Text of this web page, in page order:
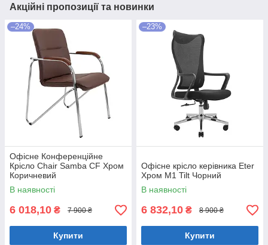
Акційні пропозиції та новинки
–24%
Офісне Конференційне
Крісло Chair Samba CF Хром
Коричневий
В наявності
6 018,10 ₴ 7 900 ₴
Купити
–23%
Офісне крісло керівника Eter
Хром M1 Tilt Чорний
В наявності
6 832,10 ₴ 8 900 ₴
Купити